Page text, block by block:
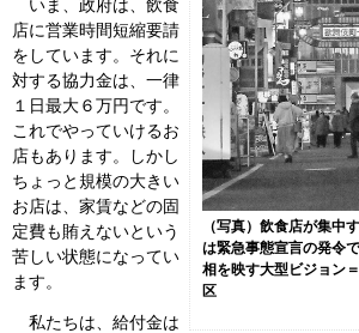
（写真）飲食店が集中
は緊急事態宣言の発令
相を映す大型ビジョン
区
いま、政府は、飲食
店に営業時間短縮要請
をしています。それに
対する協力金は、一律
１日最大６万円です。
これでやっていけるお
店もあります。しかし
ちょっと規模の大きい
お店は、家賃などの固
定費も賄えないという
苦しい状態になってい
ます。
私たちは、給付金は